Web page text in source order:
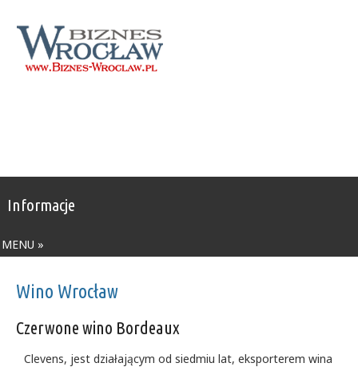
Informacje
MENU »
Wino Wrocław
Czerwone wino Bordeaux
Clevens, jest działającym od siedmiu lat, eksporterem wina